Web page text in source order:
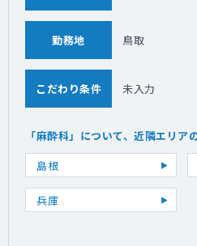
勤務地 鳥取
こだわり条件 未入力
「麻酔科」について、近隣エリア
島根
兵庫